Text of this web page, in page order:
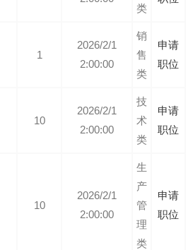
类
1
2026/2/1
2:00:00
销
售
类
申请
职位
10
2026/2/1
2:00:00
技
术
类
申请
职位
10
2026/2/1
2:00:00
生
产
管
理
类
申请
职位